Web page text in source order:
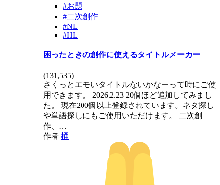
#お題
#二次創作
#NL
#HL
困ったときの創作に使えるタイトルメーカー
(131,535)
さくっとエモいタイトルないかなーって時にご使
用できます。 2026.2.23 20個ほど追加してみまし
た。 現在200個以上登録されています。ネタ探し
や単語探しにもご使用いただけます。 二次創
作、…
作者 桶